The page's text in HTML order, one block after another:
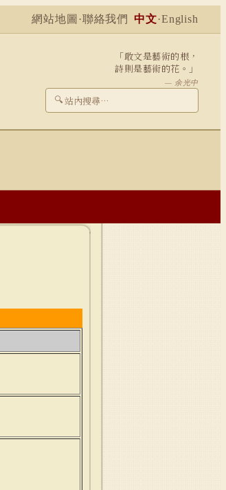
網站地圖 ·聯絡我們 中文·English
「敢文是藝術的根，
詩則是藝術的花。」
— 余光中
🔍